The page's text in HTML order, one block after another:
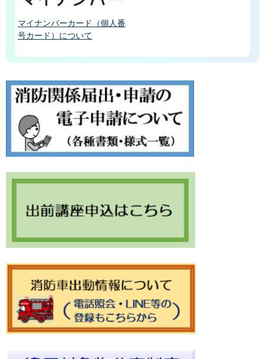
マイナンバーカード（個人番
号カード）について